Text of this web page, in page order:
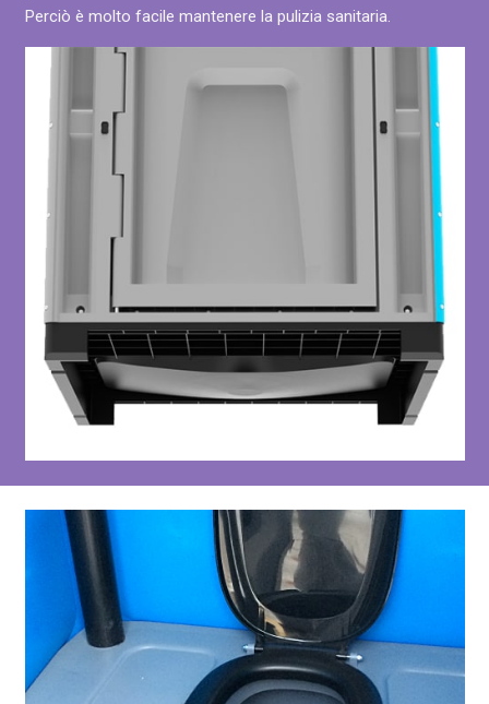
Perciò è molto facile mantenere la pulizia sanitaria.